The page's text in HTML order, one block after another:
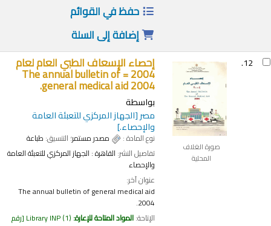
حفظ في القوائم
إضافة إلى السلة
12.
صورة الغلاف
المحلية
إحصاء الإسعاف الطبي العام لعام
2004 = The annual bulletin of
general medical aid 2004.
بواسطة
مصر[الجهاز المركزي للتعبئة العامة
والإحصاء.]
نوع المادة : مصدر مستمر؛ التنسيق:طباعة
تفاصيل النشر:القاهرة : الجهاز المركزي للتعبئة العامة
والإحصاء
عنوان آخر:
The annual bulletin of general medical aid
2004.
الإتاحة:المواد المتاحة للإعارة: Library INP(1)
رقم